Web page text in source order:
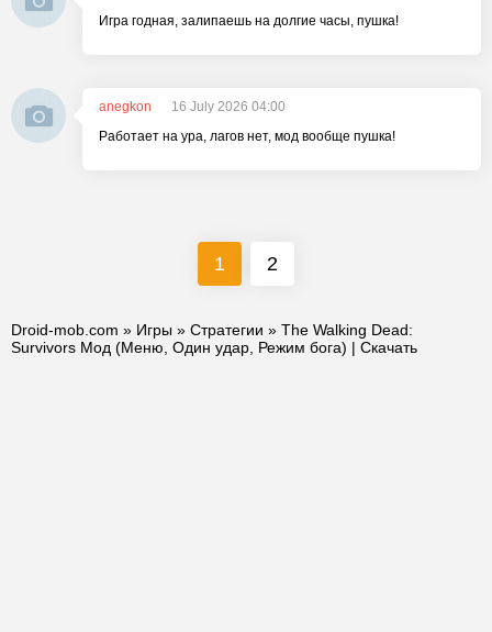
Игра годная, залипаешь на долгие часы, пушка!
anegkon
16 July 2026 04:00
Работает на ура, лагов нет, мод вообще пушка!
1 2
Droid-mob.com » Игры » Стратегии » The Walking Dead:
Survivors Мод (Меню, Один удар, Режим бога) | Скачать